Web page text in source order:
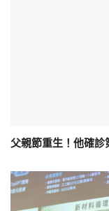
父親節重生！他確